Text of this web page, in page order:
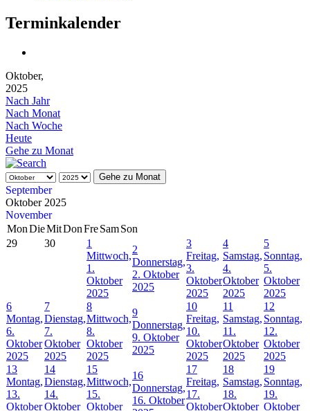
Terminkalender
Oktober,
2025
Nach Jahr
Nach Monat
Nach Woche
Heute
Gehe zu Monat
Gehe zu Monat
September
Oktober 2025
November
MonDieMitDonFreSamSon
29
30
1
Mittwoch,
1.
Oktober
2025
2
Donnerstag,
2. Oktober
2025
3
Freitag,
3.
Oktober
2025
4
Samstag,
4.
Oktober
2025
5
Sonntag,
5.
Oktober
2025
6
Montag,
6.
Oktober
2025
7
Dienstag,
7.
Oktober
2025
8
Mittwoch,
8.
Oktober
2025
9
Donnerstag,
9. Oktober
2025
10
Freitag,
10.
Oktober
2025
11
Samstag,
11.
Oktober
2025
12
Sonntag,
12.
Oktober
2025
13
Montag,
13.
Oktober
14
Dienstag,
14.
Oktober
15
Mittwoch,
15.
Oktober
16
Donnerstag,
16. Oktober
17
Freitag,
17.
Oktober
18
Samstag,
18.
Oktober
19
Sonntag,
19.
Oktober